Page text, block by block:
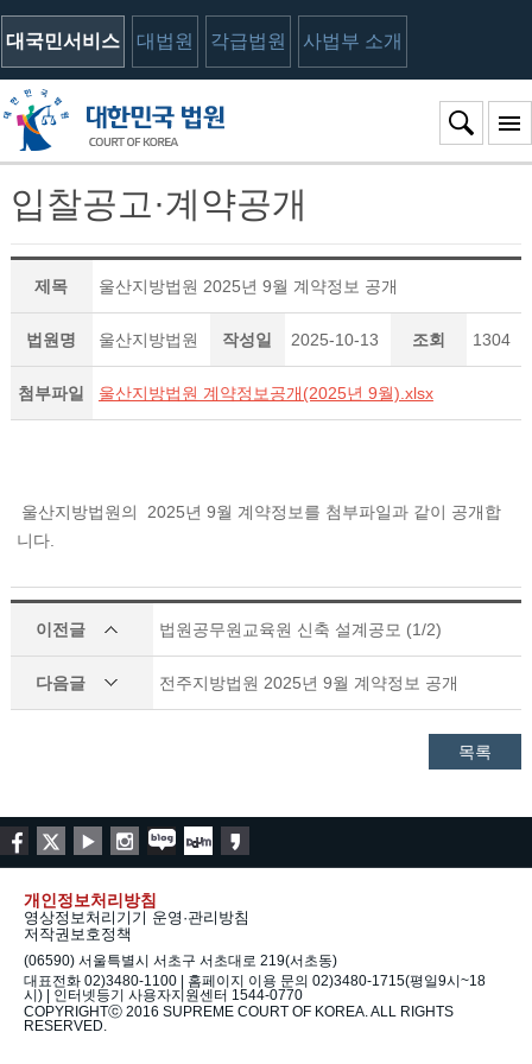
대국민서비스 대법원 각급법원 사법부 소개
입찰공고·계약공개
제목 울산지방법원 2025년 9월 계약정보 공개
법원명 울산지방법원 작성일 2025-10-13 조회 1304
첨부파일 울산지방법원 계약정보공개(2025년 9월).xlsx
울산지방법원의 2025년 9월 계약정보를 첨부파일과 같이 공개합
니다.
이전글 법원공무원교육원 신축 설계공모 (1/2)
다음글 전주지방법원 2025년 9월 계약정보 공개
목록
개인정보처리방침
영상정보처리기기 운영·관리방침
저작권보호정책
(06590) 서울특별시 서초구 서초대로 219(서초동)
대표전화 02)3480-1100 | 홈페이지 이용 문의 02)3480-1715(평일9시~18
시) | 인터넷등기 사용자지원센터 1544-0770
COPYRIGHTⓒ 2016 SUPREME COURT OF KOREA. ALL RIGHTS
RESERVED.